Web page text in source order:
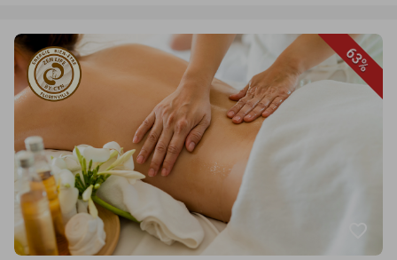
63%
favorite_border